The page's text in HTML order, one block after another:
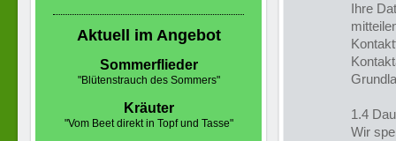
Ihre
1.4
Wir
Aktuell im Angebot
Sommerflieder
"Blütenstrauch des Sommers"
Kräuter
"Vom Beet direkt in Topf und Tasse"